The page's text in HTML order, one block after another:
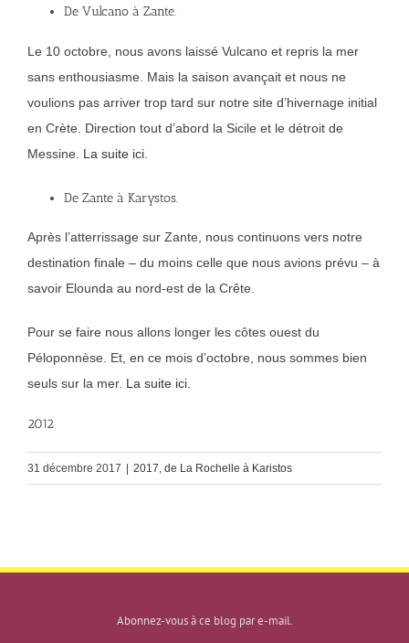
De Vulcano à Zante.
Le 10 octobre, nous avons laissé Vulcano et repris la mer
sans enthousiasme. Mais la saison avançait et nous ne
voulions pas arriver trop tard sur notre site d’hivernage initial
en Crète. Direction tout d’abord la Sicile et le détroit de
Messine. La suite ici.
De Zante à Karystos.
Après l’atterrissage sur Zante, nous continuons vers notre
destination finale – du moins celle que nous avions prévu – à
savoir Elounda au nord-est de la Crête.
Pour se faire nous allons longer les côtes ouest du
Péloponnèse. Et, en ce mois d’octobre, nous sommes bien
seuls sur la mer. La suite ici.
2012
31 décembre 2017 2017, de La Rochelle à Karistos
Abonnez-vous à ce blog par e-mail.